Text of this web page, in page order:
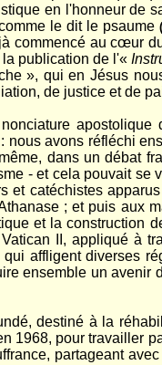
en l'honneur de
le dit le psaume
commencé au cœur
publication de l'«
», qui en Jésus
de justice et de
apostolique
nous avons réfléchi
dans un débat
- et cela pouvait se
et catéchistes
; et puis aux
et la construction
II, appliqué à
affligent diverses
ensemble un avenir
destiné à la
1968, pour travailler
partageant